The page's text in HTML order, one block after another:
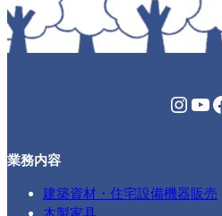
Instagram YouTube Facebook
業務内容
建築資材・住宅設備機器販売
木製家具